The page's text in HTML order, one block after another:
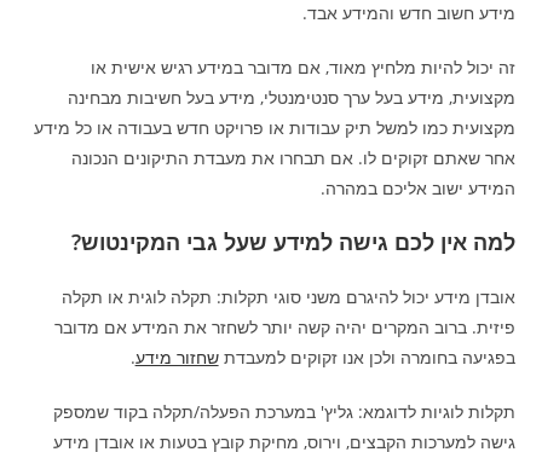
מידע חשוב חדש והמידע אבד.
זה יכול להיות מלחיץ מאוד, אם מדובר במידע רגיש אישית או
מקצועית, מידע בעל ערך סנטימנטלי, מידע בעל חשיבות מבחינה
מקצועית כמו למשל תיק עבודות או פרויקט חדש בעבודה או כל מידע
אחר שאתם זקוקים לו. אם תבחרו את מעבדת התיקונים הנכונה
המידע ישוב אליכם במהרה.
למה אין לכם גישה למידע שעל גבי המקינטוש?
אובדן מידע יכול להיגרם משני סוגי תקלות: תקלה לוגית או תקלה
פיזית. ברוב המקרים יהיה קשה יותר לשחזר את המידע אם מדובר
בפגיעה בחומרה ולכן אנו זקוקים למעבדתשחזור מידע.
תקלות לוגיות לדוגמא: גליץ' במערכת הפעלה/תקלה בקוד שמספק
גישה למערכות הקבצים, וירוס, מחיקת קובץ בטעות או אובדן מידע